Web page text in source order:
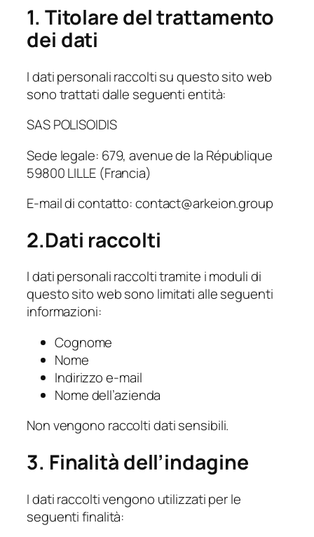
1. Titolare del trattamento
dei dati
I dati personali raccolti su questo sito web
sono trattati dalle seguenti entità:
SAS POLISOIDIS
Sede legale: 679, avenue de la République
59800 LILLE (Francia)
E-mail di contatto: contact@arkeion.group
2.Dati raccolti
I dati personali raccolti tramite i moduli di
questo sito web sono limitati alle seguenti
informazioni:
Cognome
Nome
Indirizzo e-mail
Nome dell’azienda
Non vengono raccolti dati sensibili.
3. Finalità dell’indagine
I dati raccolti vengono utilizzati per le
seguenti finalità: